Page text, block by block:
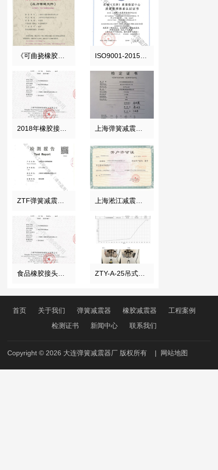
ZTF弹簧减震器检测报告 上海淞江减震器集团南通有限公司开户许可证
首页 关于我们 弹簧减震器 橡胶减震器
工程案例
检测证书
新闻中心 联系我们
Copyright © 2026 大连弹簧减震器厂 版权所有 | 网站地图